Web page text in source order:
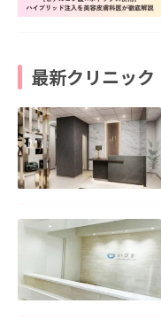
最新クリニック